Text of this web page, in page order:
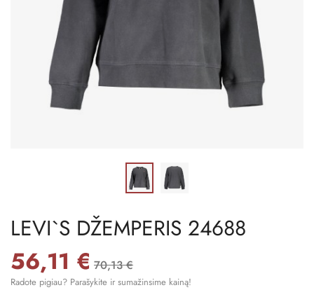
LEVI`S DŽEMPERIS 24688
56,11 € 70,13 €
Radote pigiau? Parašykite ir sumažinsime kainą!